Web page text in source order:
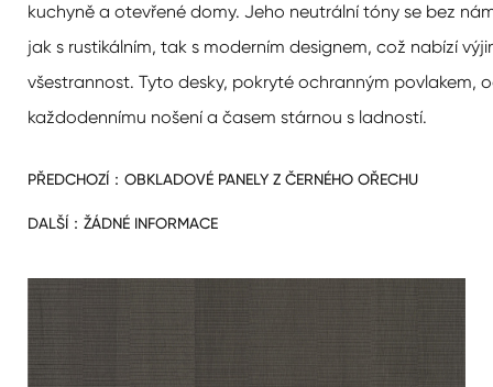
kuchyně a otevřené domy. Jeho neutrální tóny se bez
jak s rustikálním, tak s moderním designem, což nabízí
všestrannost. Tyto desky, pokryté ochranným povlakem,
každodennímu nošení a časem stárnou s ladností.
PŘEDCHOZÍ： OBKLADOVÉ PANELY Z ČERNÉHO OŘECHU
DALŠÍ： ŽÁDNÉ INFORMACE